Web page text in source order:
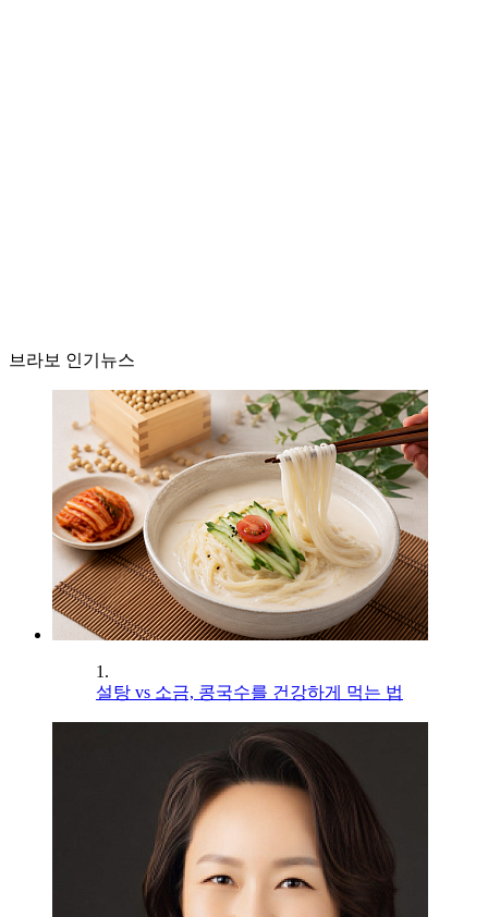
브라보 인기뉴스
1.
설탕 vs 소금, 콩국수를 건강하게 먹는 법